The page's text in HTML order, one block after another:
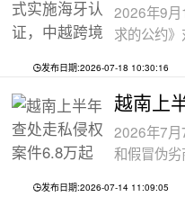
2026年9月
求的公约
发布日期:2026-07-18 10:30:16
2026年7月
和假冒伪
发布日期:2026-07-14 11:09:05